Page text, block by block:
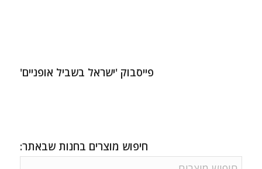
פייסבוק 'ישראל בשביל אופניים'
חיפוש מוצרים בחנות שבאתר: